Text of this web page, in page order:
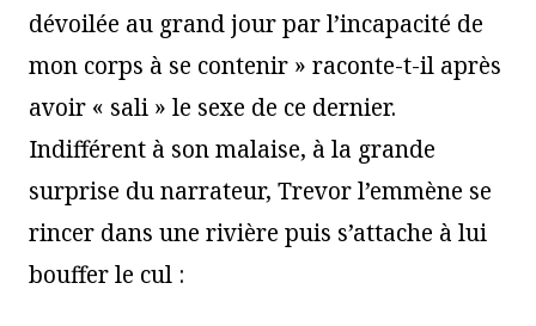
dévoilée au grand jour par l’incapacité de
mon corps à se contenir » raconte-t-il après
avoir « sali » le sexe de ce dernier.
Indifférent à son malaise, à la grande
surprise du narrateur, Trevor l’emmène se
rincer dans une rivière puis s’attache à lui
bouffer le cul :